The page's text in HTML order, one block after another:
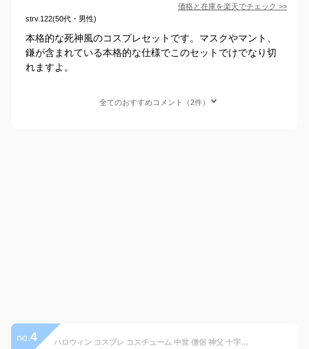
価格と在庫を楽天でチェック >>
strv.122(50代・男性)
本格的な死神風のコスプレセットです。マスクやマント、
鎌が含まれている本格的な仕様でこのセットでけでなり切
れますよ。
全てのおすすめコメント（2件）
no. 4 ハロウィン コスプレ コスチューム 中世 僧侶 神父 十字架 牧師 宣教師 牧師 キリスト教 修士 大人用 メンズ 男性用 ホラー オバケ屋敷 変装 仮装 Halloween 死神 修道士